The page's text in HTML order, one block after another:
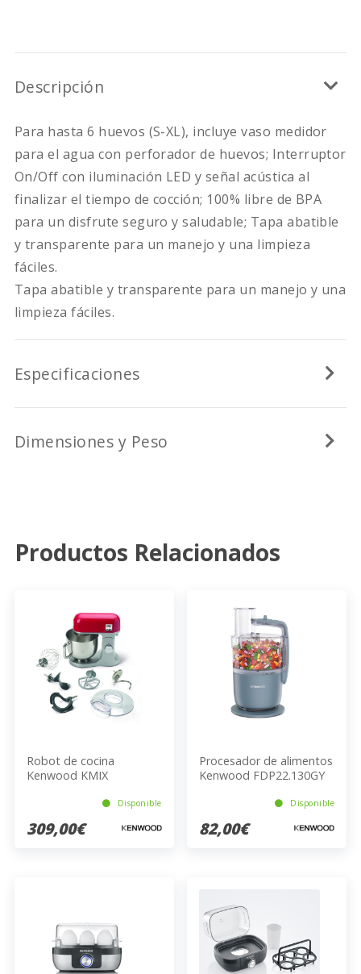
Descripción
Para hasta 6 huevos (S-XL), incluye vaso medidor
para el agua con perforador de huevos; Interruptor
On/Off con iluminación LED y señal acústica al
finalizar el tiempo de cocción; 100% libre de BPA
para un disfrute seguro y saludable; Tapa abatible
y transparente para un manejo y una limpieza
fáciles.
Tapa abatible y transparente para un manejo y una
limpieza fáciles.
Especificaciones
Dimensiones y Peso
Productos Relacionados
Robot de cocina
Kenwood KMIX
Disponible
309,00€
Procesador de alimentos
Kenwood FDP22.130GY
Disponible
82,00€